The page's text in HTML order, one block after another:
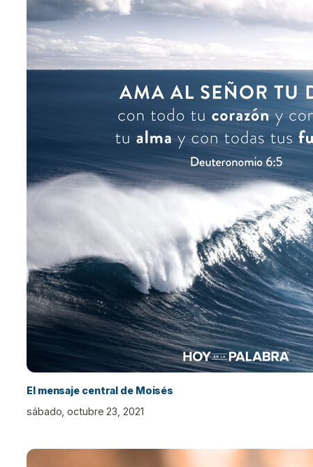
El mensaje central de Moisés
sábado, octubre 23, 2021